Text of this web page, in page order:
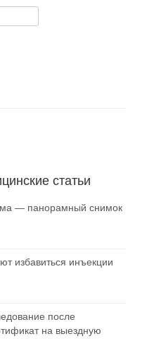
статьи
— панорамный снимок
избавиться инъекции
после
на выездную